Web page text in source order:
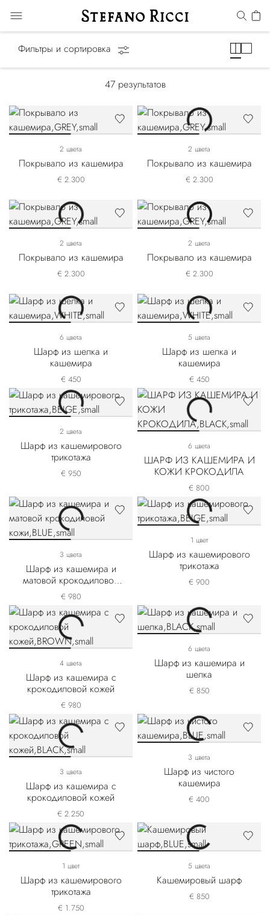
Фильтры и сортировка
47 результатов
2 цвета
Покрывало из кашемира
€ 2.300
2 цвета
Покрывало из кашемира
€ 2.300
2 цвета
Покрывало из кашемира
€ 2.300
2 цвета
Покрывало из кашемира
€ 2.300
6 цвета
Шарф из шелка и
кашемира
€ 450
5 цвета
Шарф из шелка и
кашемира
€ 450
2 цвета
Шарф из кашемирового
трикотажа
€ 950
6 цвета
ШАРФ ИЗ КАШЕМИРА И
КОЖИ КРОКОДИЛА
€ 800
3 цвета
Шарф из кашемира и
матовой крокодиловой
кожи
€ 980
1 цвет
Шарф из кашемирового
трикотажа
€ 900
4 цвета
Шарф из кашемира с
крокодиловой кожей
€ 980
6 цвета
Шарф из кашемира и
шелка
€ 850
3 цвета
Шарф из кашемира с
крокодиловой кожей
€ 2.250
3 цвета
Шарф из чистого
кашемира
€ 400
1 цвет
Шарф из кашемирового
трикотажа
€ 1.750
5 цвета
Кашемировый шарф
€ 850